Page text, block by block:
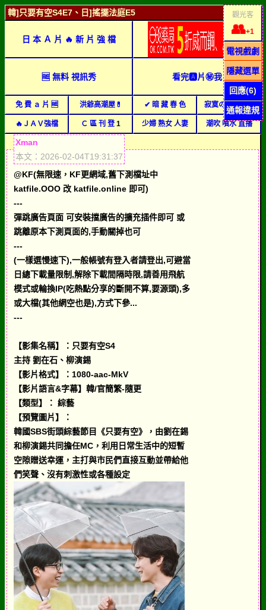
觀光客
👥+1
電視戲劇
隱藏選單
回應(6)
通報違規
韓]只要有空S4E7、日]搖擺法庭E5
日 本 Ａ 片 🔥 新 片 強 檔
🆓 無料 視訊秀 看完🅰片㊙我
免 費 ａ 片 🆓 洪爺高潮屋💊 ✔ 暗 藏 春 色 寂寞の地方媽媽
🔥ＪＡＶ強檔 Ｃ 區 刊 登1 少婦 熟女 人妻 潮吹 噴水 直播
Xman
本文：2026-02-04T19:31:37
@KF(無限速，KF更網域,舊下測檔址中
katfile.OOO 改 katfile.online 即可)
---
彈跳廣告頁面 可安裝擋廣告的擴充插件即可 或
跳離原本下測頁面的,手動關掉也可
---
(一樣選慢速下),一般帳號有登入者請登出,可避當
日總下載量限制,解除下載間隔時限,請善用飛航
模式或輪換IP(吃熱點分享的斷開不算,要源頭),多
或大檔(其他網空也是),方式下參...
---
【影集名稱】：只要有空S4
主持 劉在石、柳演錫
【影片格式】：1080-aac-MkV
【影片語言&字幕】韓/官簡繁-隨更
【類型】： 綜藝
【預覽圖片】：
韓國SBS街頭綜藝節目《只要有空》，由劉在錫
和柳演錫共同擔任MC，利用日常生活中的短暫
空隙贈送幸運，主打與市民們直接互動並帶給他
們笑聲、沒有刺激性或各種設定